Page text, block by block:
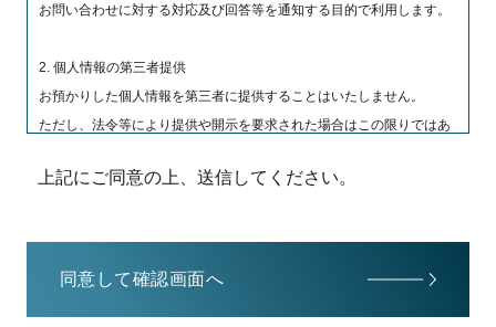
お問い合わせに対する対応及び回答等を通知する目的で利用します。
2. 個人情報の第三者提供
お預かりした個人情報を第三者に提供することはいたしません。
ただし、法令等により提供や開示を要求された場合はこの限りではあ
お預かりした個人情報の取り扱いの委託を行う場合があります。
上記にご同意の上、送信してください。
同意して確認画面へ